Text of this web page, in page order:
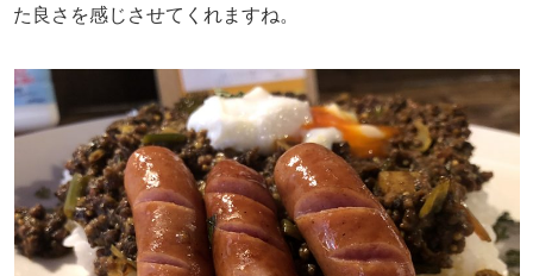
た良さを感じさせてくれますね。